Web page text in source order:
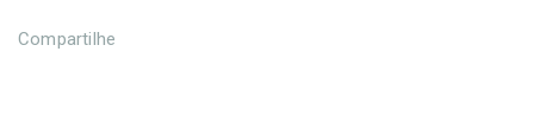
Compartilhe